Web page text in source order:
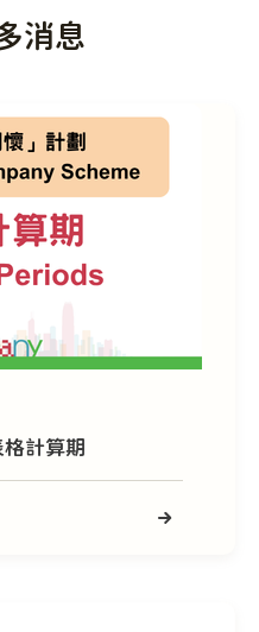
消息
格計算期